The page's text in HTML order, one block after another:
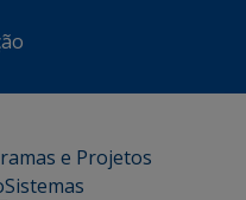
e Projetos
Sistemas